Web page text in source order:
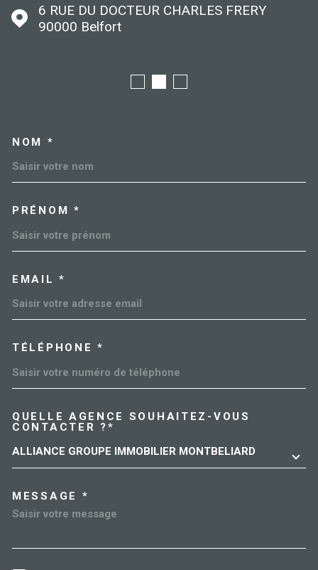
6 RUE DU DOCTEUR CHARLES FRERY
90000
Belfort
NOM *
PRÉNOM *
EMAIL *
TÉLÉPHONE *
QUELLE AGENCE SOUHAITEZ-VOUS
CONTACTER ?*
ALLIANCE GROUPE IMMOBILIER MONTBELIARD
MESSAGE *